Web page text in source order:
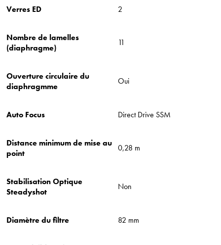
Verres ED 2
Nombre de lamelles
(diaphragme)
11
Ouverture circulaire du
diaphragmme
Oui
Auto Focus Direct Drive SSM
Distance minimum de mise au
point
0,28 m
Stabilisation Optique
Steadyshot
Non
Diamètre du filtre 82 mm